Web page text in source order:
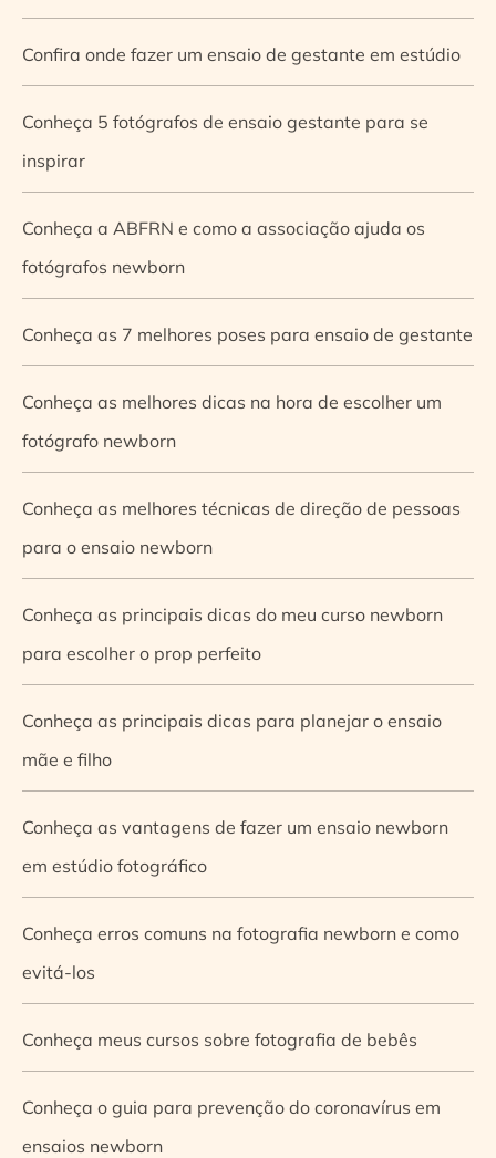
Confira onde fazer um ensaio de gestante em estúdio
Conheça 5 fotógrafos de ensaio gestante para se
inspirar
Conheça a ABFRN e como a associação ajuda os
fotógrafos newborn
Conheça as 7 melhores poses para ensaio de gestante
Conheça as melhores dicas na hora de escolher um
fotógrafo newborn
Conheça as melhores técnicas de direção de pessoas
para o ensaio newborn
Conheça as principais dicas do meu curso newborn
para escolher o prop perfeito
Conheça as principais dicas para planejar o ensaio
mãe e filho
Conheça as vantagens de fazer um ensaio newborn
em estúdio fotográfico
Conheça erros comuns na fotografia newborn e como
evitá-los
Conheça meus cursos sobre fotografia de bebês
Conheça o guia para prevenção do coronavírus em
ensaios newborn